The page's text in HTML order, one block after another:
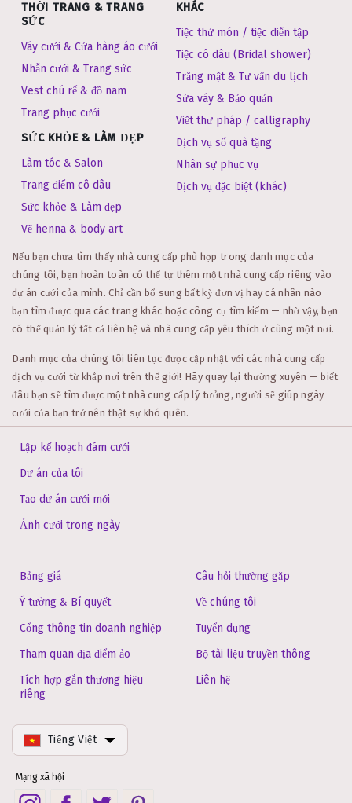
THỜI TRANG & TRANG
SỨC
Váy cưới & Cửa hàng áo cưới
Nhẫn cưới & Trang sức
Vest chú rể & đồ nam
Trang phục cưới
SỨC KHỎE & LÀM ĐẸP
Làm tóc & Salon
Trang điểm cô dâu
Sức khỏe & Làm đẹp
Vẽ henna & body art
KHÁC
Tiệc thử món / tiệc diễn tập
Tiệc cô dâu (Bridal shower)
Trăng mật & Tư vấn du lịch
Sửa váy & Bảo quản
Viết thư pháp / calligraphy
Dịch vụ sổ quà tặng
Nhân sự phục vụ
Dịch vụ đặc biệt (khác)
Nếu bạn chưa tìm thấy nhà cung cấp phù hợp trong danh mục của
chúng tôi, bạn hoàn toàn có thể tự thêm một nhà cung cấp riêng vào
dự án cưới của mình. Chỉ cần bổ sung bất kỳ đơn vị hay cá nhân nào
bạn tìm được qua các trang khác hoặc công cụ tìm kiếm — nhờ vậy, bạn
có thể quản lý tất cả liên hệ và nhà cung cấp yêu thích ở cùng một nơi.
Danh mục của chúng tôi liên tục được cập nhật với các nhà cung cấp
dịch vụ cưới từ khắp nơi trên thế giới! Hãy quay lại thường xuyên — biết
đâu bạn sẽ tìm được một nhà cung cấp lý tưởng, người sẽ giúp ngày
cưới của bạn trở nên thật sự khó quên.
Lập kế hoạch đám cưới
Dự án của tôi
Tạo dự án cưới mới
Ảnh cưới trong ngày
Bảng giá
Ý tưởng & Bí quyết
Cổng thông tin doanh nghiệp
Tham quan địa điểm ảo
Tích hợp gắn thương hiệu
riêng
Câu hỏi thường gặp
Về chúng tôi
Tuyển dụng
Bộ tài liệu truyền thông
Liên hệ
Tiếng Việt
Mạng xã hội